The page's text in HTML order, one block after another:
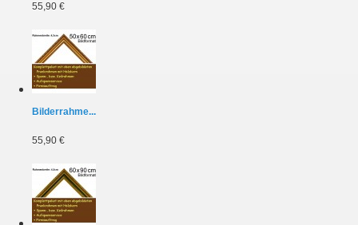
55,90 €
Bilderrahme...
55,90 €